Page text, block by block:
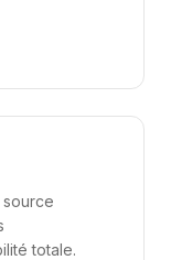
totale.